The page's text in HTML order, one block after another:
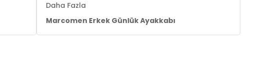
Daha Fazla
Marcomen Erkek Günlük Ayakkabı